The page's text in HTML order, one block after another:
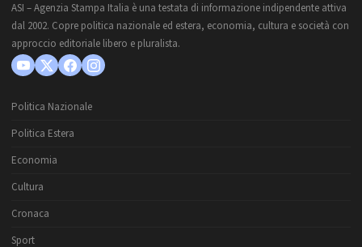
ASI – Agenzia Stampa Italia è una testata di informazione indipendente attiva
dal 2002. Copre politica nazionale ed estera, economia, cultura e società con
approccio editoriale libero e pluralista.
Politica Nazionale
Politica Estera
Economia
Cultura
Cronaca
Sport